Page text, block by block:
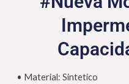
• Material: Sintetico